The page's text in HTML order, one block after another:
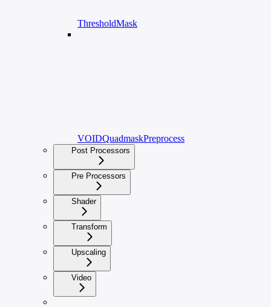
ThresholdMask
VOIDQuadmaskPreprocess
Post Processors
Pre Processors
Shader
Transform
Upscaling
Video